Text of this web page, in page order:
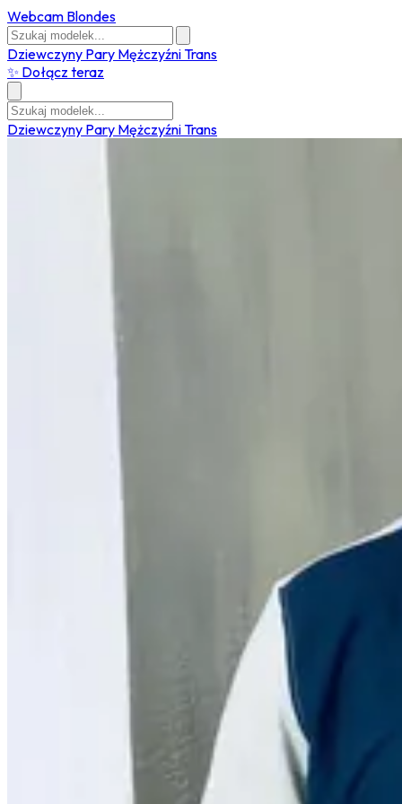
Webcam Blondes
Dziewczyny Pary MężczyźniTrans
✨ Dołącz teraz
Dziewczyny Pary MężczyźniTrans